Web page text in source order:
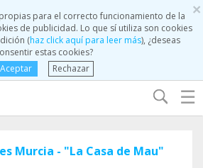
×
para el correcto funcionamiento de la
de publicidad. Lo que sí utiliza son cookies
(haz click aquí para leer más), ¿deseas
estas cookies?
Aceptar
Rechazar
☰
Murcia - "La Casa de Mau"